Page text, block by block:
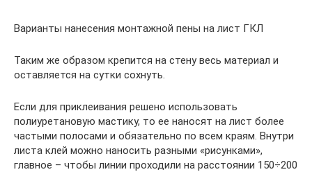
Варианты нанесения монтажной пены на лист ГКЛ
Таким же образом крепится на стену весь материал и
оставляется на сутки сохнуть.
Если для приклеивания решено использовать
полиуретановую мастику, то ее наносят на лист более
частыми полосами и обязательно по всем краям. Внутри
листа клей можно наносить разными «рисунками»,
главное – чтобы линии проходили на расстоянии 150÷200